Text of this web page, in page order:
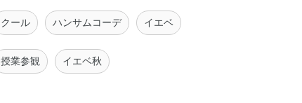
クール ハンサムコーデ イエベ
授業参観 イエベ秋